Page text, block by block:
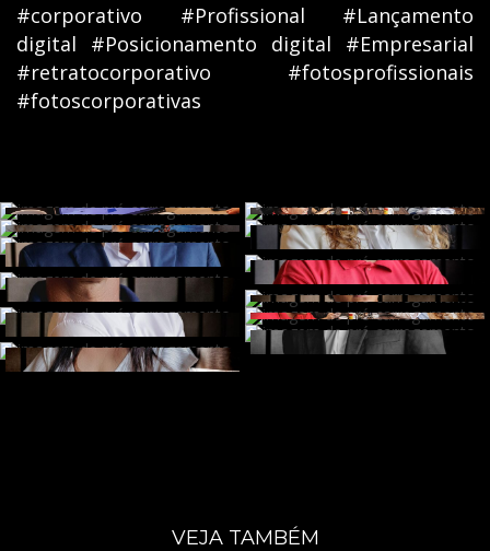
#corporativo #Profissional #Lançamento
digital #Posicionamento digital #Empresarial
#retratocorporativo #fotosprofissionais
#fotoscorporativas
VEJA TAMBÉM